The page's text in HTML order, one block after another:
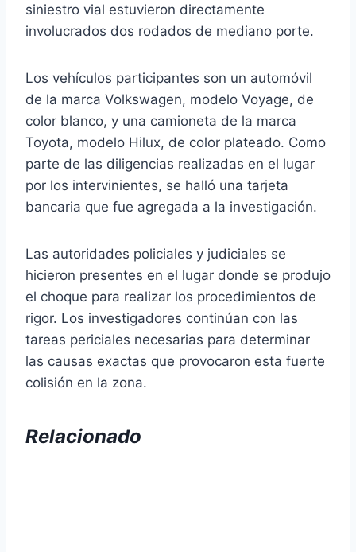
siniestro vial estuvieron directamente
involucrados dos rodados de mediano porte.
Los vehículos participantes son un automóvil
de la marca Volkswagen, modelo Voyage, de
color blanco, y una camioneta de la marca
Toyota, modelo Hilux, de color plateado. Como
parte de las diligencias realizadas en el lugar
por los intervinientes, se halló una tarjeta
bancaria que fue agregada a la investigación.
Las autoridades policiales y judiciales se
hicieron presentes en el lugar donde se produjo
el choque para realizar los procedimientos de
rigor. Los investigadores continúan con las
tareas periciales necesarias para determinar
las causas exactas que provocaron esta fuerte
colisión en la zona.
Relacionado